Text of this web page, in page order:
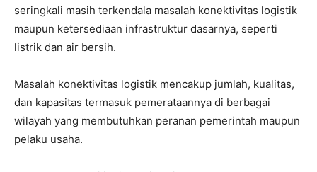
seringkali masih terkendala masalah konektivitas logistik
maupun ketersediaan infrastruktur dasarnya, seperti
listrik dan air bersih.
Masalah konektivitas logistik mencakup jumlah, kualitas,
dan kapasitas termasuk pemerataannya di berbagai
wilayah yang membutuhkan peranan pemerintah maupun
pelaku usaha.